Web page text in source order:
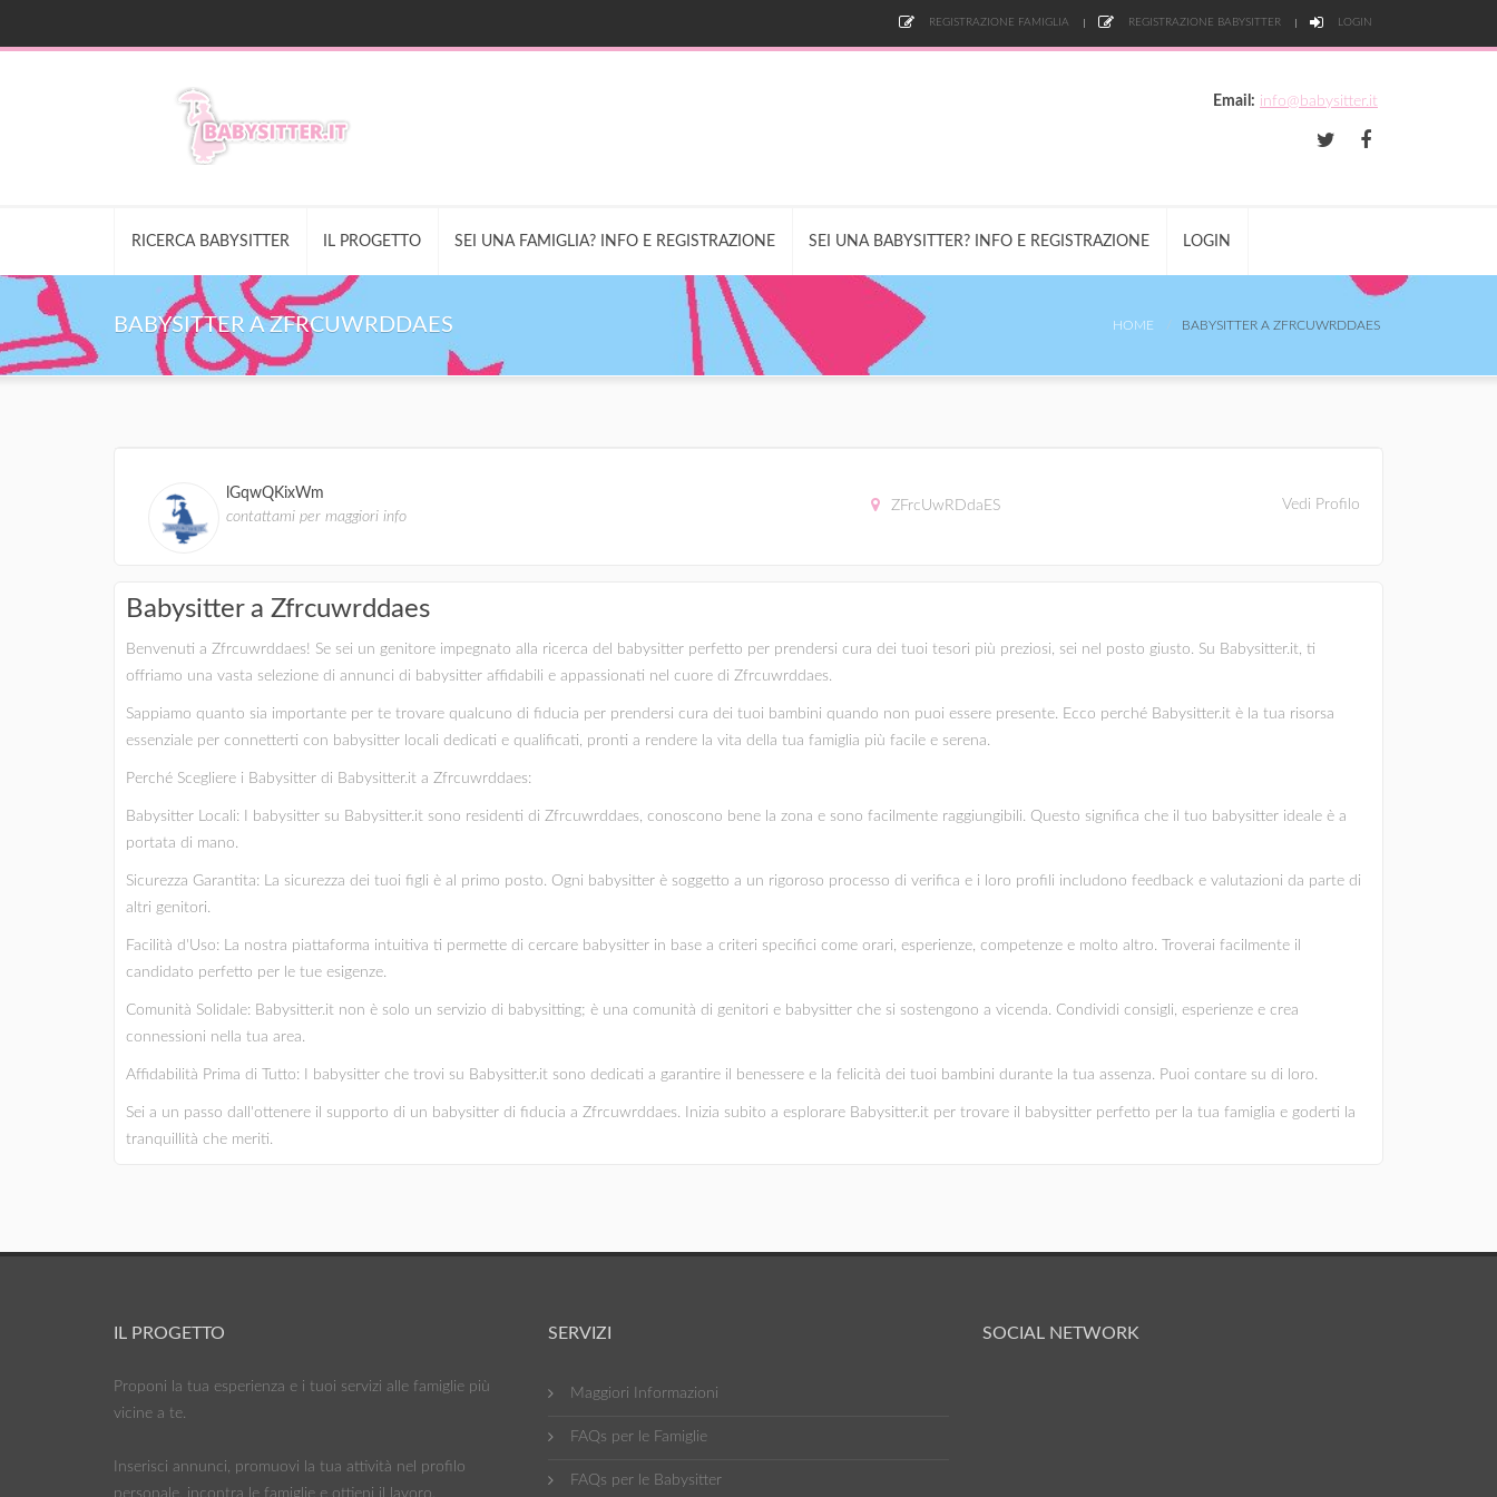
REGISTRAZIONE FAMIGLIA REGISTRAZIONE BABYSITTER LOGIN
Email: info@babysitter.it
RICERCA BABYSITTER IL PROGETTO SEI UNA FAMIGLIA? INFO E REGISTRAZIONE SEI UNA BABYSITTER? INFO E REGISTRAZIONE LOGIN
BABYSITTER A ZFRCUWRDDAES HOME BABYSITTER A ZFRCUWRDDAES
lGqwQKixWm
contattami per maggiori info
ZFrcUwRDdaES Vedi Profilo
Babysitter a Zfrcuwrddaes
Benvenuti a Zfrcuwrddaes! Se sei un genitore impegnato alla ricerca del babysitter perfetto per prendersi cura dei tuoi tesori più preziosi, sei nel posto giusto. Su Babysitter.it, ti
offriamo una vasta selezione di annunci di babysitter affidabili e appassionati nel cuore di Zfrcuwrddaes.
Sappiamo quanto sia importante per te trovare qualcuno di fiducia per prendersi cura dei tuoi bambini quando non puoi essere presente. Ecco perché Babysitter.it è la tua risorsa
essenziale per connetterti con babysitter locali dedicati e qualificati, pronti a rendere la vita della tua famiglia più facile e serena.
Perché Scegliere i Babysitter di Babysitter.it a Zfrcuwrddaes:
Babysitter Locali: I babysitter su Babysitter.it sono residenti di Zfrcuwrddaes, conoscono bene la zona e sono facilmente raggiungibili. Questo significa che il tuo babysitter ideale è a
portata di mano.
Sicurezza Garantita: La sicurezza dei tuoi figli è al primo posto. Ogni babysitter è soggetto a un rigoroso processo di verifica e i loro profili includono feedback e valutazioni da parte di
altri genitori.
Facilità d'Uso: La nostra piattaforma intuitiva ti permette di cercare babysitter in base a criteri specifici come orari, esperienze, competenze e molto altro. Troverai facilmente il
candidato perfetto per le tue esigenze.
Comunità Solidale: Babysitter.it non è solo un servizio di babysitting; è una comunità di genitori e babysitter che si sostengono a vicenda. Condividi consigli, esperienze e crea
connessioni nella tua area.
Affidabilità Prima di Tutto: I babysitter che trovi su Babysitter.it sono dedicati a garantire il benessere e la felicità dei tuoi bambini durante la tua assenza. Puoi contare su di loro.
Sei a un passo dall'ottenere il supporto di un babysitter di fiducia a Zfrcuwrddaes. Inizia subito a esplorare Babysitter.it per trovare il babysitter perfetto per la tua famiglia e goderti la
tranquillità che meriti.
IL PROGETTO
Proponi la tua esperienza e i tuoi servizi alle famiglie più
vicine a te.
Inserisci annunci, promuovi la tua attività nel profilo
personale, incontra le famiglie e ottieni il lavoro.
SERVIZI
Maggiori Informazioni
FAQs per le Famiglie
FAQs per le Babysitter
SOCIAL NETWORK